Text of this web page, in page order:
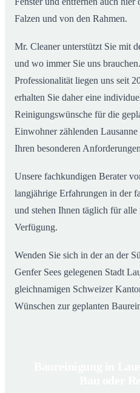
Falzen und von den Rahmen.
Mr. Cleaner unterstützt Sie mit
und wo immer Sie uns
Professionalität liegen uns seit
erhalten Sie daher eine
Reinigungswünsche für die
Einwohner zählenden
Ihren besonderen
Unsere fachkundigen Berater
langjährige Erfahrungen in der
und stehen Ihnen täglich für
Verfügung.
Wenden Sie sich in der an der
Genfer Sees gelegenen Stadt
gleichnamigen Schweizer
Wünschen zur geplanten